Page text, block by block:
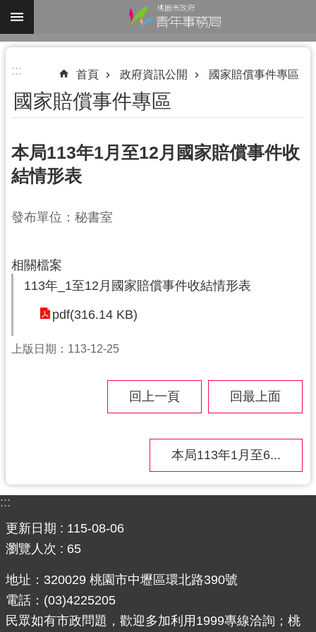
跳到主要內容區塊
進
搜
尋
認
我
業
訊
青
資
源
基
地
介
::: 首頁 政府資訊公開 國家賠償事件專區
國家賠償事件專區
本局113年1月至12月國家賠償事件收
結情形表
發布單位：秘書室
相關檔案
113年_1至12月國家賠償事件收結情形表
pdf(316.14 KB)
上版日期：113-12-25
回上一頁 回最上面
本局113年1月至6...
:::
更新日期
115-08-06
瀏覽人次
65
地址：320029 桃園市中壢區環北路390號
電話：(03)4225205
民眾如有市政問題，歡迎多加利用1999專線洽詢；桃